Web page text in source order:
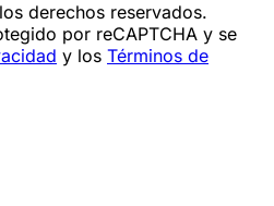
derechos reservados.
por reCAPTCHA y se
y los Términos de